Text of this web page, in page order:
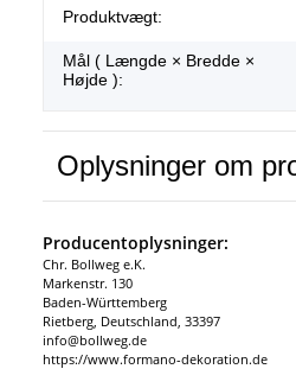
#productDetails.itemValue#
Produktvægt:
Mål ( Længde × Bredde ×
Højde ):
Oplysninger om
Producentoplysninger:
Chr. Bollweg e.K.
Markenstr. 130
Baden-Württemberg
Rietberg, Deutschland, 33397
info@bollweg.de
https://www.formano-dekoration.de